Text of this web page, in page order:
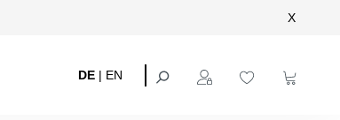
X
DE | EN